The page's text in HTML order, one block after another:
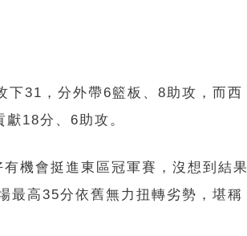
31，分外帶6籃板、8助攻，而西
18分、6助攻。
機會挺進東區冠軍賽，沒想到結果
高35分依舊無力扭轉劣勢，堪稱